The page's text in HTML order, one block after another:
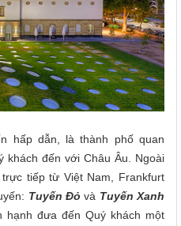
hấp dẫn, là thành phố quan
khách đến với Châu Âu. Ngoài
tiếp từ Việt Nam, Frankfurt
Tuyến Đỏ và Tuyến Xanh
hạnh đưa đến Quý khách một